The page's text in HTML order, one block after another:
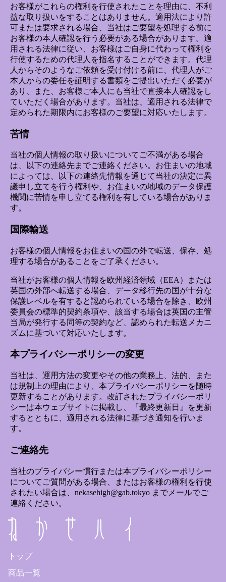
お客様がこれらの権利を行使されたことを理由に、不利
益な取り扱いをすることはありません。適用法により許
可または要求される場合、当社はご要望を処理する前に
お客様の本人確認を行う必要がある場合があります。適
用される法律に従い、お客様はご自身に代わって権利を
行使するための代理人を指名することができます。代理
人からそのようなご依頼を受け付ける前に、代理人がご
本人からの委任を証明する書類をご提出いただく必要が
あり、また、お客様ご本人にも当社で直接本人確認をし
ていただく場合があります。当社は、適用される法律で
定められた期限内にお客様のご要望に対応いたします。
苦情
当社の個人情報の取り扱いについてご不満がある場合
は、以下の連絡先までご連絡ください。お住まいの地域
によっては、以下の連絡先情報を通じて当社の決定に異
議申し立てを行う権利や、お住まいの地域のデータ保護
機関に苦情を申し立てる権利を有している場合がありま
す。
国際輸送
お客様の個人情報をお住まいの国の外で転送、保存、処
理する場合があることをご了承ください。
当社がお客様の個人情報を欧州経済領域（EEA）または
英国の外部へ転送する場合、データ移行先の国が十分な
保護レベルを有すると認められている場合を除き、欧州
委員会の標準的契約条項や、該当する場合は英国の主管
当局が発行する同等の契約など、認められた転送メカニ
ズムに基づいて対応いたします。
本プライバシーポリシーの変更
当社は、運用方法の変更やその他の業務上、法的、また
は規制上の理由により、本プライバシーポリシーを随時
更新することがあります。改訂されたプライバシーポリ
シーは本ウェブサイトに掲載し、『最終更新日』を更新
するとともに、適用される法律に基づき通知を行いま
す。
ご連絡先
当社のプライバシー慣行または本プライバシーポリシー
についてご質問がある場合、またはお客様の権利を行使
されたい場合は、nekasehigh@gab.tokyo までメールでご
連絡ください。
トップ
商品一覧